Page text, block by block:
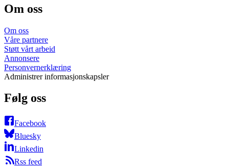
Om oss
Om oss
Våre partnere
Støtt vårt arbeid
Annonsere
Personvernerklæring
Administrer informasjonskapsler
Følg oss
Facebook
Bluesky
Linkedin
Rss feed